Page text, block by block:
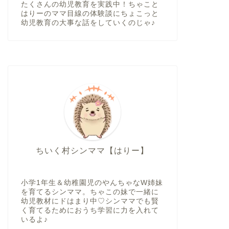
たくさんの幼児教育を実践中！ちゃこと
はりーのママ目線の体験談にちょこっと
幼児教育の大事な話をしていくのじゃ♪
ちいく村シンママ【はりー】
小学1年生＆幼稚園児のやんちゃなW姉妹
を育てるシンママ。ちゃこの妹で一緒に
幼児教材にドはまり中♡シンママでも賢
く育てるためにおうち学習に力を入れて
いるよ♪